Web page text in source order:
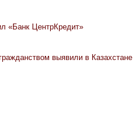
«Банк ЦентрКредит»
выявили в Казахстане